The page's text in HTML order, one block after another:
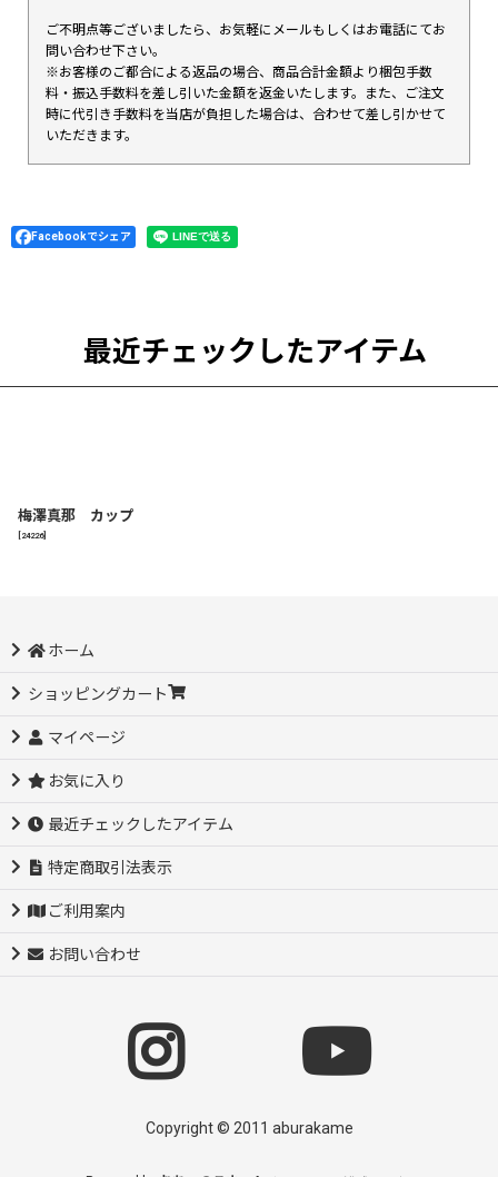
ご不明点等ございましたら、お気軽にメールもしくはお電話にてお
問い合わせ下さい。
※お客様のご都合による返品の場合、商品合計金額より梱包手数
料・振込手数料を差し引いた金額を返金いたします。また、ご注文
時に代引き手数料を当店が負担した場合は、合わせて差し引かせて
いただきます。
Facebookでシェア
最近チェックしたアイテム
梅澤真那 カップ
24226]
ホーム
ショッピングカート
マイページ
お気に入り
最近チェックしたアイテム
特定商取引法表示
ご利用案内
お問い合わせ
Copyright © 2011 aburakame